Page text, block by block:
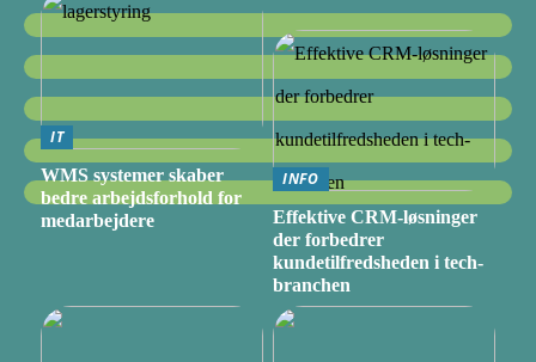
IT
WMS systemer skaber
bedre arbejdsforhold for
medarbejdere
INFO
Effektive CRM-løsninger
der forbedrer
kundetilfredsheden i tech-
branchen